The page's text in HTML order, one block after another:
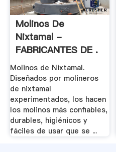
Molinos De
Nixtamal -
FABRICANTES DE .
Molinos de Nixtamal.
Diseñados por molineros
de nixtamal
experimentados, los hacen
los molinos más confiables,
durables, higiénicos y
fáciles de usar que se ...